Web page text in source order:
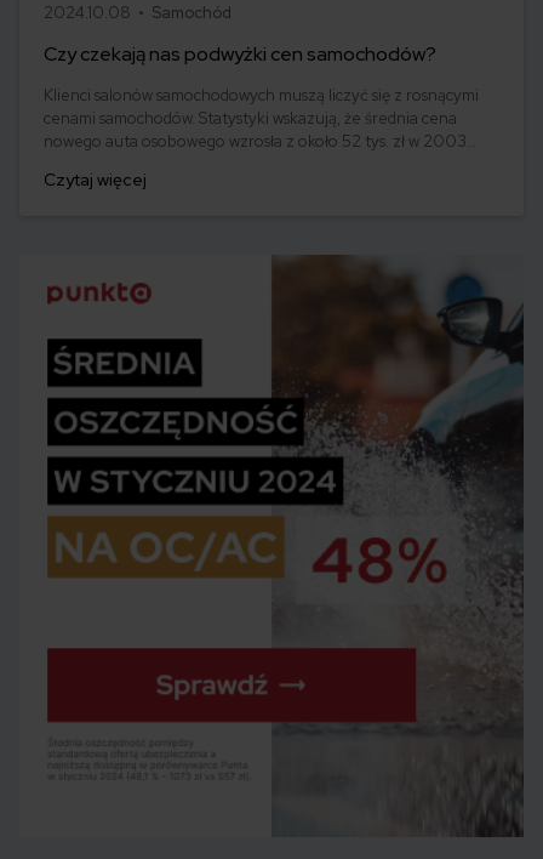
2024.10.08 • Samochód
Czy czekają nas podwyżki cen samochodów?
Klienci salonów samochodowych muszą liczyć się z rosnącymi
cenami samochodów. Statystyki wskazują, że średnia cena
nowego auta osobowego wzrosła z około 52 tys. zł w 2003
był spowodowany kumulacją wielu czynników, od inflacji po
Czytaj więcej